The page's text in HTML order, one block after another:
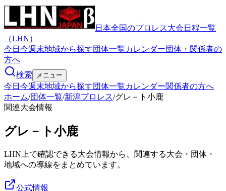
日本全国のプロレス大会日程一覧
（LHN）
今日 今週末地域から探す団体一覧カレンダー団体・関係者の
方へ
検索
メニュー
今日 今週末地域から探す団体一覧カレンダー関係者の方へ
ホーム/団体一覧/新潟プロレス/グレ－ト小鹿
関連大会情報
グレ－ト小鹿
LHN上で確認できる大会情報から、関連する大会・団体・
地域への導線をまとめています。
公式情報